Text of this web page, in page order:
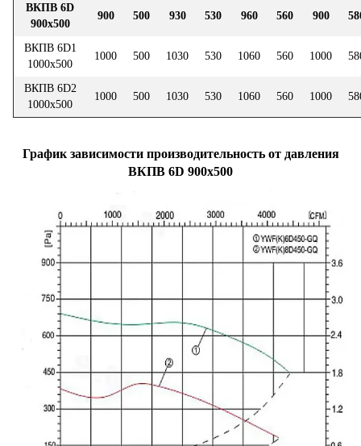
ВКПВ 6D
900х500
900 500 930 530 960 560 900
ВКПВ 6D1
1000х500
1000 500 1030 530 1060 560 1000
ВКПВ 6D2
1000х500
1000 500 1030 530 1060 560 1000
График зависимости производительность от давления
ВКПВ 6D 900x500